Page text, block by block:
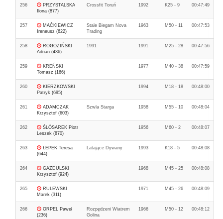
256
PRZYSTALSKA
Ilona (877)
Crossfit Toruń 1992 K25 - 9 00:47:49
257
MAĆKIEWICZ
Ireneusz (622)
Stale Biegam Nova
Trading
1963 M50 - 11 00:47:53
258
ROGOZIŃSKI
Adrian (436)
1991 1991 M25 - 28 00:47:56
259
KREŃSKI
Tomasz (166)
1977 M40 - 38 00:47:59
260
KIERZKOWSKI
Patryk (695)
1994 M18 - 18 00:48:00
261
ADAMCZAK
Krzysztof (603)
Szwla Starga 1958 M55 - 10 00:48:04
262
ŚLÓSAREK Piotr
Leszek (870)
1956 M60 - 2 00:48:07
263
ŁEPEK Teresa
(644)
Latające Dywany 1993 K18 - 5 00:48:08
264
GAZDULSKI
Krzysztof (924)
1968 M45 - 25 00:48:08
265
RULEWSKI
Marek (311)
1971 M45 - 26 00:48:09
266
ORPEL Paweł
(236)
Rozpędzeni Wiatrem
Golina
1966 M50 - 12 00:48:12